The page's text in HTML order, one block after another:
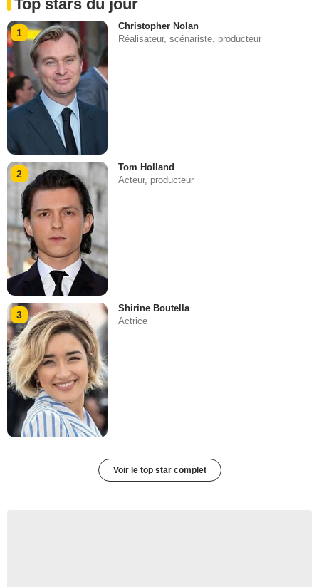
Top stars du jour
1
Christopher Nolan
Réalisateur, scénariste, producteur
2
Tom Holland
Acteur, producteur
3
Shirine Boutella
Actrice
Voir le top star complet